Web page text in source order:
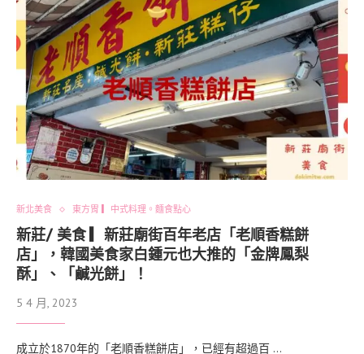
新北美食 東方胃 ▎中式料理。麵食點心
新莊/ 美食 ▎新莊廟街百年老店「老順香糕餅
店」，韓國美食家白鍾元也大推的「金牌鳳梨
酥」、「鹹光餅」！
5 4 月, 2023
成立於1870年的「老順香糕餅店」，已經有超過百 …